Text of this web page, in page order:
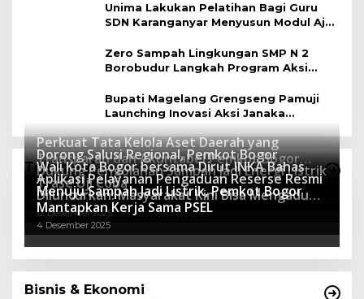
Unima Lakukan Pelatihan Bagi Guru
SDN Karanganyar Menyusun Modul Ajar
Zero Sampah Lingkungan SMP N 2
Borobudur Langkah Program Aksi
Bupati Magelang Grengseng Pamuji
Launching Inovasi Aksi Janaka
Program Sekolah Adiwiyata
Teknologi
Perkuat Tata Kelola Aset Daerah yang
Transparan dan Akuntabel Pemkot Bogor
Luncurkan SIMASDA
8 Juli 2026
Dorong Salusi Regional, Pemkot Bogor
Dukung Pengolahan Sampah Jadi Energi Listrik
8 April 2026
Wali Kota Bogor bersama Dirut INKA Bahas
Trase Uji Coba
7 Januari 2026
Aplikasi Pelayanan Pengaduan Reserse Resmi
Diluncurkan: Masyarakat Kini Bisa Mengadu
Lebih Cepat, Mudah, dan Terintegrasi
12 Desember 2025
Menuju Sampah Jadi Listrik, Pemkot Bogor
Mantapkan Kerja Sama PSEL
4 Desember 2025
Bisnis & Ekonomi